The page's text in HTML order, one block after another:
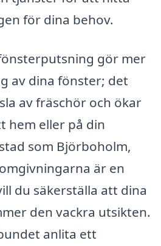
för dina behov.
gör mer
av dina fönster; det
av fräschör och ökar
hem eller på din
som Björboholm,
är en
du säkerställa att dina
den vackra utsikten.
anlita ett